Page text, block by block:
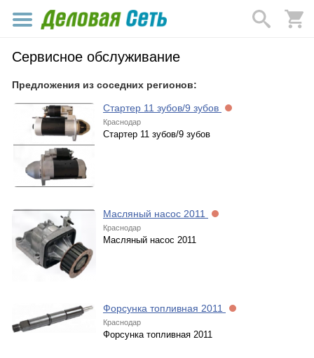
Сервисное обслуживание
Предложения из соседних регионов:
Стартер 11 зубов/9 зубов
Краснодар
Стартер 11 зубов/9 зубов
Масляный насос 2011
Краснодар
Масляный насос 2011
Форсунка топливная 2011
Краснодар
Форсунка топливная 2011